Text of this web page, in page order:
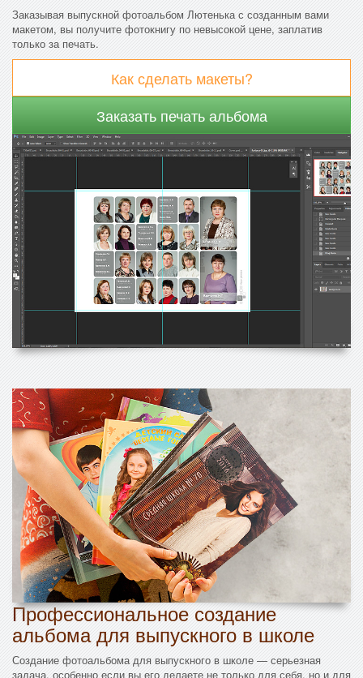
Заказывая выпускной фотоальбом Лютенька с созданным вами
макетом, вы получите фотокнигу по невысокой цене, заплатив
только за печать.
Как сделать макеты?
Заказать печать альбома
Профессиональное создание
альбома для выпускного в школе
Создание фотоальбома для выпускного в школе — серьезная
задача, особенно если вы его делаете не только для себя, но и для